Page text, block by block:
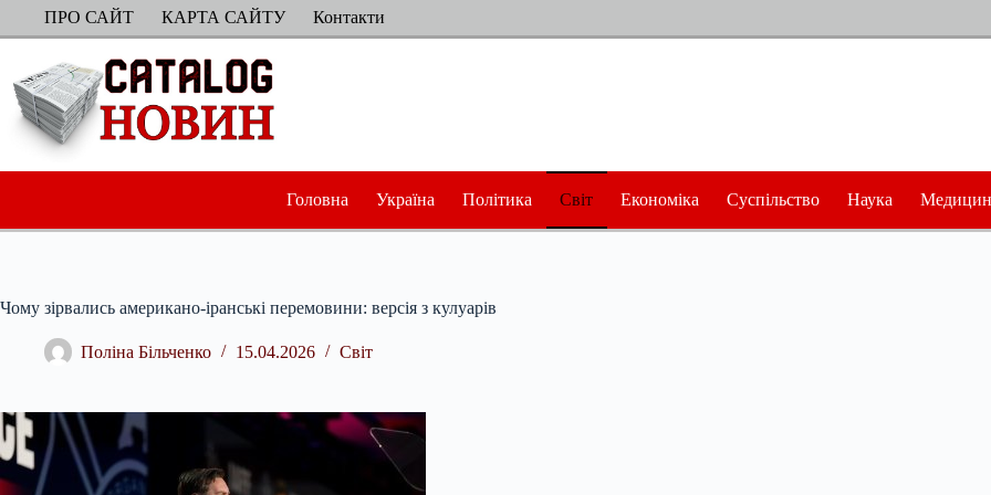
ПерейтиПРО САЙТ КАРТА САЙТУ Контакти
Головна Україна Політика Світ Економіка Суспільство Наука
Чому зірвались американо-іранські перемовини: версія з кулуарів
Поліна Більченко 15.04.2026 Світ